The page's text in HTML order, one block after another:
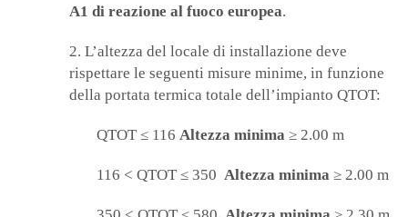
A1 di reazione al fuoco europea.
2. L’altezza del locale di installazione deve
rispettare le seguenti misure minime, in funzione
della portata termica totale dell’impianto QTOT:
QTOT ≤ 116 Altezza minima ≥ 2.00 m
116 < QTOT ≤ 350 Altezza minima ≥ 2.00 m